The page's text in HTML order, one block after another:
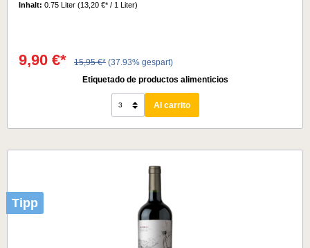
muestra la gran tipicidad de la cepa, y su adaptación al
herbáceas como la menta. También aparecen sutiles notas
taninos están integrados, gracias a la equilibrada acidez y a la
crianza del vino en barricas. Un gran vino para ser bebido
especialmente en la época invernal. Maduración en barrica:
18°C
Inhalt: 0.75 Liter (13,20 €* / 1 Liter)
9,90 €* 15,95 €* (37.93% gespart)
Etiquetado de productos alimenticios
Al carrito
Tipp